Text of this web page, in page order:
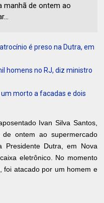
manhã de ontem ao
é preso na Dutra, em
homens no RJ, diz ministro
morto a facadas e dois
Ivan Silva Santos,
ontem ao supermercado
Presidente Dutra, em Nova
eletrônico. No momento
foi atacado por um homem e